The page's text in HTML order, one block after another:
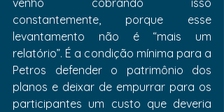
venho cobrando isso
constantemente, porque esse
levantamento não é “mais um
relatório”. É a condição mínima para a
Petros defender o patrimônio dos
planos e deixar de empurrar para os
participantes um custo que deveria